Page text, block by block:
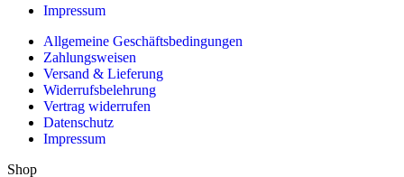
Impressum
Allgemeine Geschäftsbedingungen
Zahlungsweisen
Versand & Lieferung
Widerrufsbelehrung
Vertrag widerrufen
Datenschutz
Impressum
Shop